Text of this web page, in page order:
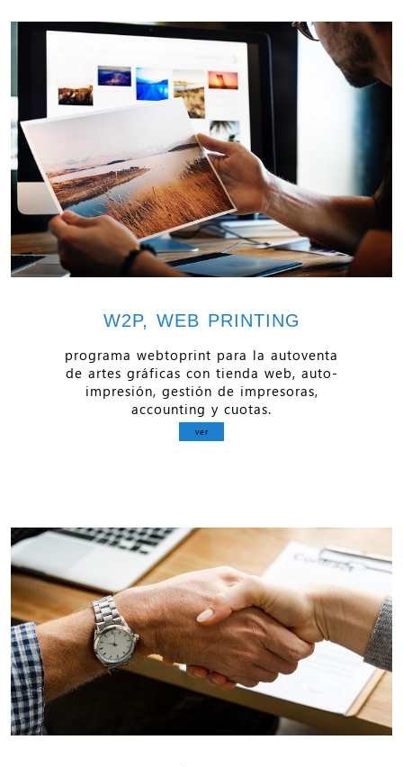
W2P, WEB PRINTING
programa webtoprint para la autoventa
de artes gráficas con tienda web, auto-
impresión, gestión de impresoras,
accounting y cuotas.
ver